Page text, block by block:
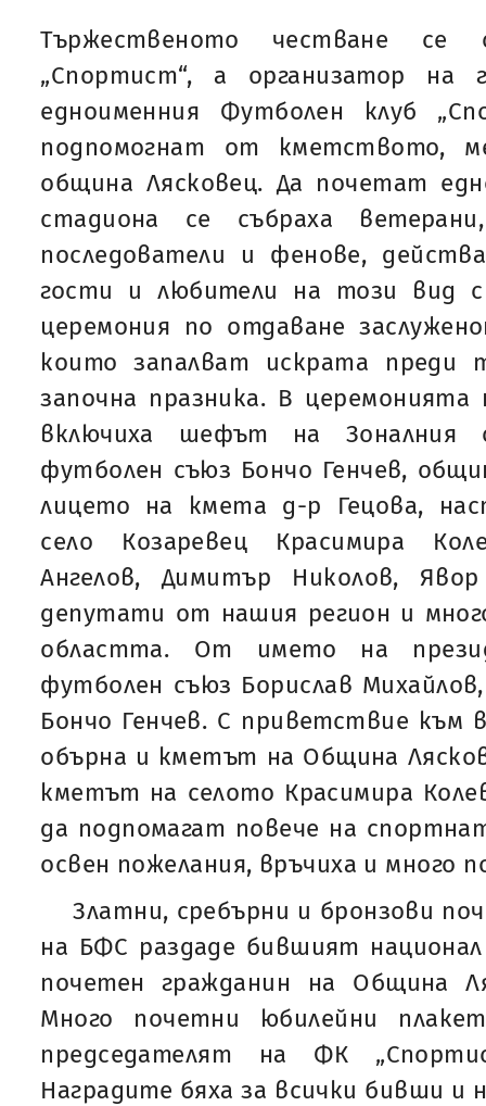
Тържественото честване се
„Спортист“, а организатор на
едноименния Футболен клуб
подпомогнат от кметството,
община Лясковец. Да почетат
стадиона се събраха
последователи и фенове,
гости и любители на този вид
церемония по отдаване
които запалват искрата преди
започна празника. В церемонията
включиха шефът на Зоналния
футболен съюз Бончо Генчев,
лицето на кмета д-р Гецова,
село Козаревец Красимира
Ангелов, Димитър Николов,
депутати от нашия регион и
областта. От името на
футболен съюз Борислав
Бончо Генчев. С приветствие към
обърна и кметът на Община
кметът на селото Красимира
да подпомагат повече на
освен пожелания, връчиха и много
Златни, сребърни и бронзови
на БФС раздаде бившият
почетен гражданин на Община
Много почетни юбилейни
председателят на ФК
Наградите бяха за всички бивши